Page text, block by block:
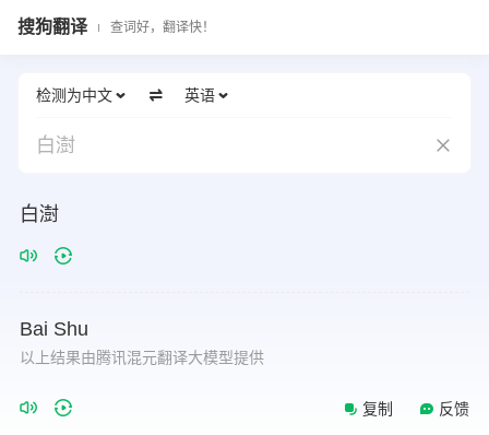
搜狗翻译 查词好，翻译快！
检测为中文 英语
白澍
白澍
Bai Shu
以上结果由腾讯混元翻译大模型提供
复制 反馈